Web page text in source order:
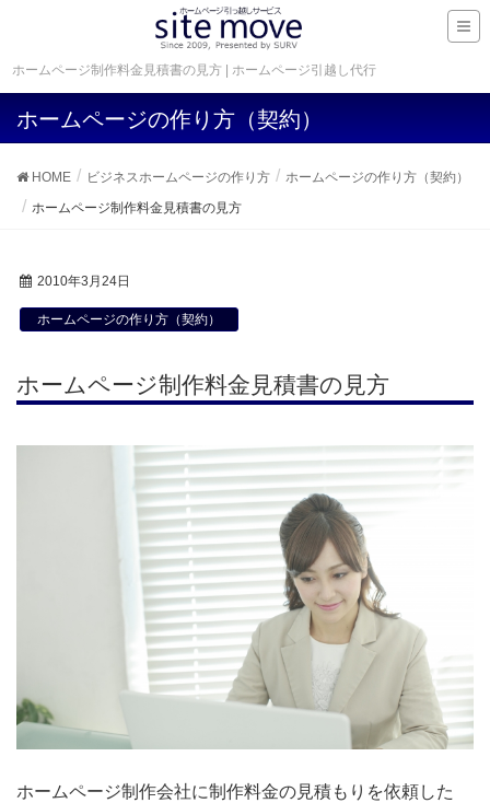
ホームページ制作料金見積書の見方 | ホームページ引越し代行
ホームページの作り方（契約）
HOME ビジネスホームページの作り方
ホームページの作り方（契約）
ホームページ制作料金見積書の見方
2010年3月24日
ホームページの作り方（契約）
ホームページ制作料金見積書の見方
ホームページ制作会社に制作料金の見積もりを依頼した